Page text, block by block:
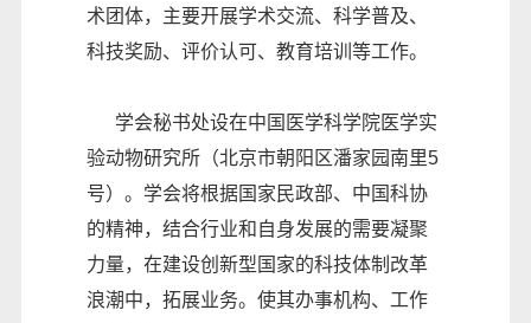
术团体，主要开展学术交流、科学普及、
科技奖励、评价认可、教育培训等工作。
学会秘书处设在中国医学科学院医学实
验动物研究所（北京市朝阳区潘家园南里5
号）。学会将根据国家民政部、中国科协
的精神，结合行业和自身发展的需要凝聚
力量，在建设创新型国家的科技体制改革
浪潮中，拓展业务。使其办事机构、工作